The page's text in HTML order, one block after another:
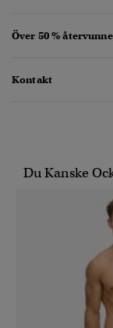
Över 50 %
Kontakt
Du Kanske